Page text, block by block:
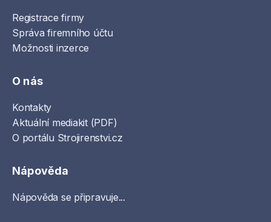
Registrace firmy
Správa firemního účtu
Možnosti inzerce
O nás
Kontakty
Aktuální mediakit (PDF)
O portálu Strojirenstvi.cz
Nápověda
Nápověda se připravuje...